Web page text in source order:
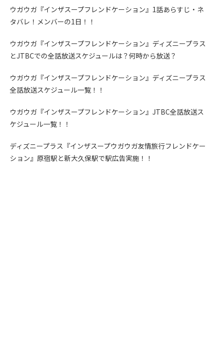
ウガウガ『インザスープフレンドケーション』1話あらすじ・ネ
タバレ！メンバーの1日！！
ウガウガ『インザスープフレンドケーション』ディズニープラス
とJTBCでの全話放送スケジュールは？何時から放送？
ウガウガ『インザスープフレンドケーション』ディズニープラス
全話放送スケジュール一覧！！
ウガウガ『インザスープフレンドケーション』JTBC全話放送ス
ケジュール一覧！！
ディズニープラス『インザスープウガウガ友情旅行フレンドケー
ション』原宿駅と新大久保駅で駅広告実施！！